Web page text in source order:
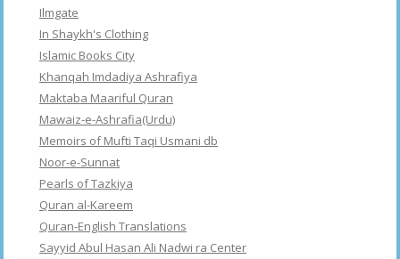
Ilmgate
In Shaykh's Clothing
Islamic Books City
Khanqah Imdadiya Ashrafiya
Maktaba Maariful Quran
Mawaiz-e-Ashrafia(Urdu)
Memoirs of Mufti Taqi Usmani db
Noor-e-Sunnat
Pearls of Tazkiya
Quran al-Kareem
Quran-English Translations
Sayyid Abul Hasan Ali Nadwi ra Center